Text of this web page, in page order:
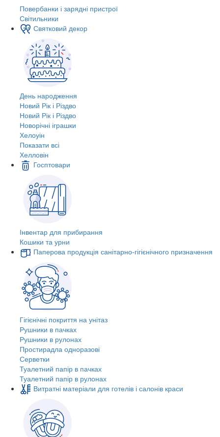
Повербанки і зарядні пристрої
Світильники
Святковий декор
День народження
Новий Рік і Різдво
Новий Рік і Різдво
Новорічні іграшки
Хелоуін
Показати всі
Хелловін
Госптовари
Інвентар для прибирання
Кошики та урни
Паперова продукція санітарно-гігієнічного призначення
Гігієнічні покриття на унітаз
Рушники в пачках
Рушники в рулонах
Простирадла одноразові
Серветки
Туалетний папір в пачках
Туалетний папір в рулонах
Витратні матеріали для готелів і салонів краси